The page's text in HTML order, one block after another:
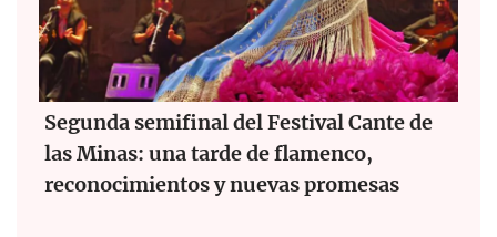
Segunda semifinal del Festival Cante de
las Minas: una tarde de flamenco,
reconocimientos y nuevas promesas